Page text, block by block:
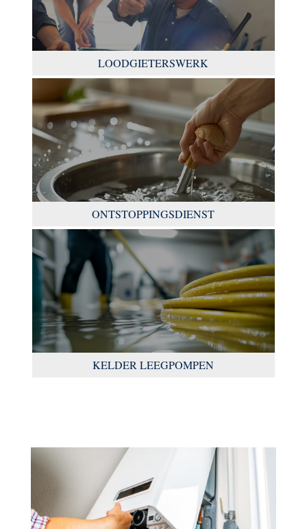
LOODGIETERSWERK
ONTSTOPPINGSDIENST
KELDER LEEGPOMPEN